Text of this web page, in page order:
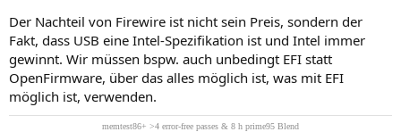
Der Nachteil von Firewire ist nicht sein Preis, sondern der
Fakt, dass USB eine Intel-Spezifikation ist und Intel immer
gewinnt. Wir müssen bspw. auch unbedingt EFI statt
OpenFirmware, über das alles möglich ist, was mit EFI
möglich ist, verwenden.
memtest86+ >4 error-free passes & 8 h prime95 Blend